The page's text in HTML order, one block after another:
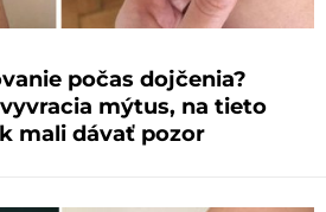
počas dojčenia?
mýtus, na tieto
mali dávať pozor